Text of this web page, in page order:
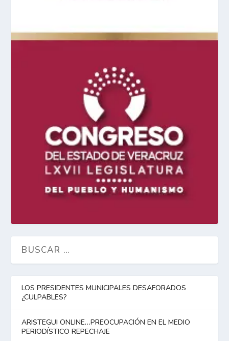
LOS PRESIDENTES MUNICIPALES DESAFORADOS
¿CULPABLES?
ARISTEGUI ONLINE…PREOCUPACIÓN EN EL MEDIO
PERIODÍSTICO REPECHAJE